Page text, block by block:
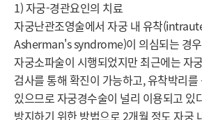
1) 자궁-경관요인의 치료
자궁난관조영술에서 자궁 내 유착
Asherman's syndrome)이 의심되는 경
자궁소파술이 시행되었지만 최근에는 자
검사를 통해 확진이 가능하고, 유착박리
있으므로 자궁경수술이 널리 이용되고 있
방지하기 위한 방법으로 2개월 정도 자궁